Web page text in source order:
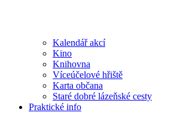
Kalendář akcí
Kino
Knihovna
Víceúčelové hřiště
Karta občana
Staré dobré lázeňské cesty
Praktické info